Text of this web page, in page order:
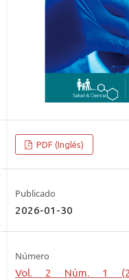
PDF (Inglés)
Publicado
2026-01-30
Número
Vol. 2 Núm. 1